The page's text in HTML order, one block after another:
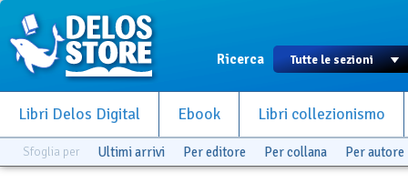
Ricerca
Libri Delos Digital Ebook Libri collezionismo
Sfoglia per Ultimi arrivi Per editore Per collana Per autore